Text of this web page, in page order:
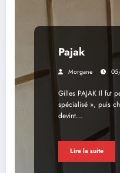
Pajak
Morgane
Gilles PAJAK Il fut
spécialisé », puis
devint…
Lire la suite